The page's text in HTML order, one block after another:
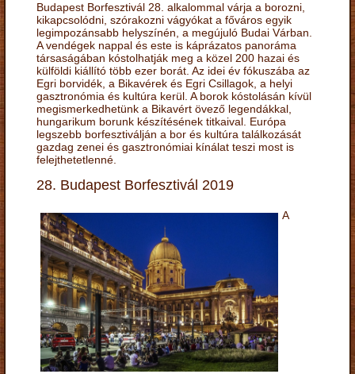
Budapest Borfesztivál 28. alkalommal várja a borozni,
kikapcsolódni, szórakozni vágyókat a főváros egyik
legimpozánsabb helyszínén, a megújuló Budai Várban.
A vendégek nappal és este is káprázatos panoráma
társaságában kóstolhatják meg a közel 200 hazai és
külföldi kiállító több ezer borát. Az idei év fókuszába az
Egri borvidék, a Bikavérek és Egri Csillagok, a helyi
gasztronómia és kultúra kerül. A borok kóstolásán kívül
megismerkedhetünk a Bikavért övező legendákkal,
hungarikum borunk készítésének titkaival. Európa
legszebb borfesztiválján a bor és kultúra találkozását
gazdag zenei és gasztronómiai kínálat teszi most is
felejthetetlenné.
28. Budapest Borfesztivál 2019
A